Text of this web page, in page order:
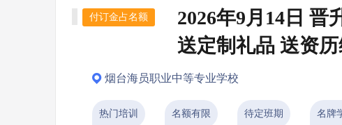
付订金占名额
2026年9月14日 晋
送定制礼品 送资
烟台海员职业中等专业学校
热门培训 名额有限 待定班期 名牌